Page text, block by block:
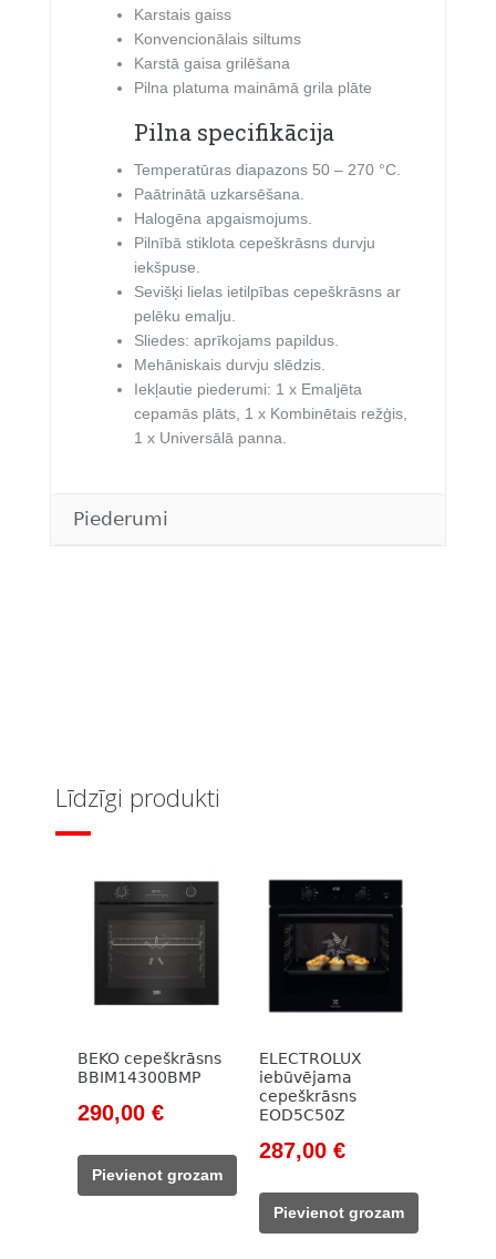
Karstais gaiss
Konvencionālais siltums
Karstā gaisa grilēšana
Pilna platuma maināmā grila plāte
Pilna specifikācija
Temperatūras diapazons 50 – 270 °C.
Paātrinātā uzkarsēšana.
Halogēna apgaismojums.
Pilnībā stiklota cepeškrāsns durvju
iekšpuse.
Sevišķi lielas ietilpības cepeškrāsns ar
pelēku emalju.
Sliedes: aprīkojams papildus.
Mehāniskais durvju slēdzis.
Iekļautie piederumi: 1 x Emaljēta
cepamās plāts, 1 x Kombinētais režģis,
1 x Universālā panna.
Piederumi
Līdzīgi produkti
BEKO cepeškrāsns
BBIM14300BMP
Original
was:
785,00 €.
290,00 €Current
290,00 €.
Pievienot grozam
ELECTROLUX
iebūvējama
cepeškrāsns
EOD5C50Z
Original
was:
414,00 €.
287,00 €Current
287,00 €.
Pievienot grozam